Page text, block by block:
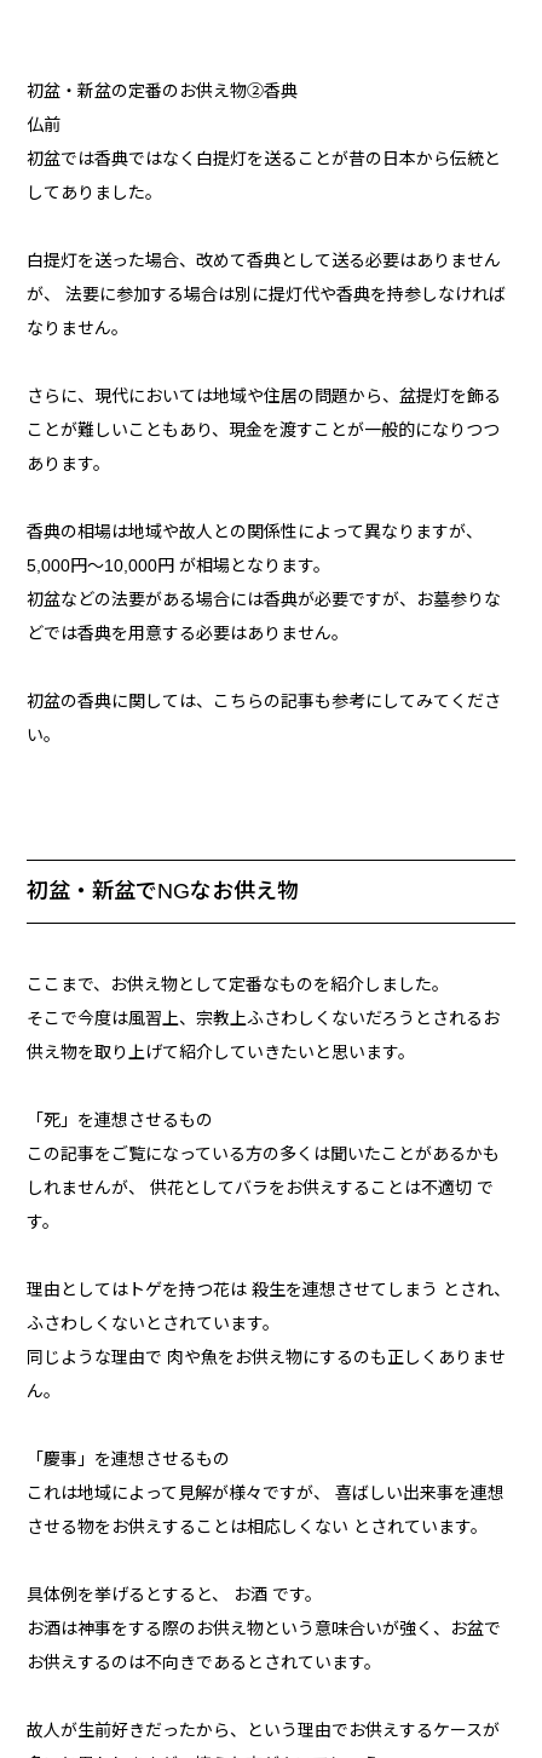
初盆・新盆の定番のお供え物②香典
仏前
初盆では香典ではなく白提灯を送ることが昔の日本から伝統と
してありました。
白提灯を送った場合、改めて香典として送る必要はありません
が、 法要に参加する場合は別に提灯代や香典を持参しなければ
なりません。
さらに、現代においては地域や住居の問題から、盆提灯を飾る
ことが難しいこともあり、現金を渡すことが一般的になりつつ
あります。
香典の相場は地域や故人との関係性によって異なりますが、
5,000円～10,000円 が相場となります。
初盆などの法要がある場合には香典が必要ですが、お墓参りな
どでは香典を用意する必要はありません。
初盆の香典に関しては、こちらの記事も参考にしてみてくださ
い。
初盆・新盆でNGなお供え物
ここまで、お供え物として定番なものを紹介しました。
そこで今度は風習上、宗教上ふさわしくないだろうとされるお
供え物を取り上げて紹介していきたいと思います。
「死」を連想させるもの
この記事をご覧になっている方の多くは聞いたことがあるかも
しれませんが、 供花としてバラをお供えすることは不適切 で
す。
理由としてはトゲを持つ花は 殺生を連想させてしまう とされ、
ふさわしくないとされています。
同じような理由で 肉や魚をお供え物にするのも正しくありませ
ん。
「慶事」を連想させるもの
これは地域によって見解が様々ですが、 喜ばしい出来事を連想
させる物をお供えすることは相応しくない とされています。
具体例を挙げるとすると、 お酒 です。
お酒は神事をする際のお供え物という意味合いが強く、お盆で
お供えするのは不向きであるとされています。
故人が生前好きだったから、という理由でお供えするケースが